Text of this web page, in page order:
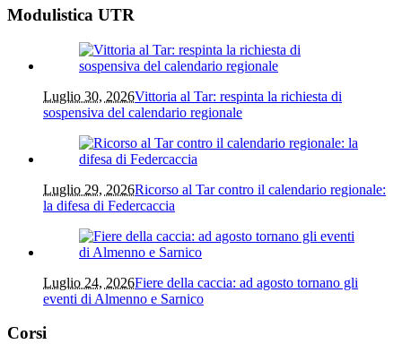
Modulistica UTR
Luglio 30, 2026Vittoria al Tar: respinta la richiesta di
sospensiva del calendario regionale
Luglio 29, 2026Ricorso al Tar contro il calendario regionale:
la difesa di Federcaccia
Luglio 24, 2026Fiere della caccia: ad agosto tornano gli
eventi di Almenno e Sarnico
Corsi